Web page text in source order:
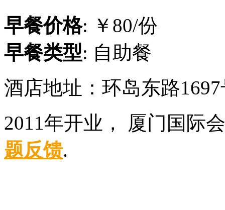
早餐价格: ￥80/份
早餐类型: 自助餐
酒店地址：环岛东路
2011年开业， 厦门国
题反馈.